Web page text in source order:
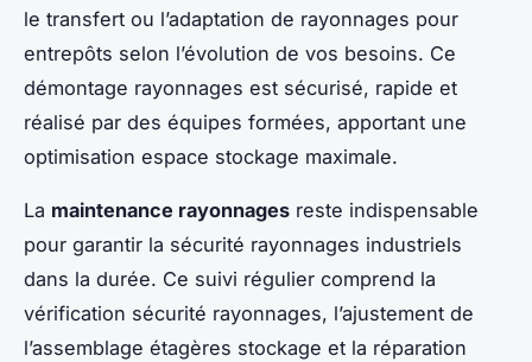
le transfert ou l’adaptation de rayonnages pour
entrepôts selon l’évolution de vos besoins. Ce
démontage rayonnages est sécurisé, rapide et
réalisé par des équipes formées, apportant une
optimisation espace stockage maximale.
La maintenance rayonnages reste indispensable
pour garantir la sécurité rayonnages industriels
dans la durée. Ce suivi régulier comprend la
vérification sécurité rayonnages, l’ajustement de
l’assemblage étagères stockage et la réparation